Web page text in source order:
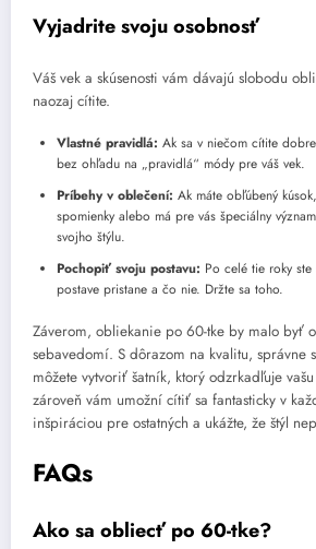
Vyjadrite svoju osobnosť
Váš vek a skúsenosti vám dávajú slobodu
naozaj cítite.
Vlastné pravidlá: Ak sa v niečom cítite
bez ohľadu na „pravidlá“ módy pre váš vek.
Príbehy v oblečení: Ak máte obľúbený
spomienky alebo má pre vás špeciálny
svojho štýlu.
Pochopiť svoju postavu: Po celé tie roky
postave pristane a čo nie. Držte sa toho.
Záverom, obliekanie po 60-tke by malo byť
sebavedomí. S dôrazom na kvalitu, správne
môžete vytvoriť šatník, ktorý odzrkadľuje
zároveň vám umožní cítiť sa fantasticky v
inšpiráciou pre ostatných a ukážte, že štýl
FAQs
Ako sa obliecť po 60-tke?